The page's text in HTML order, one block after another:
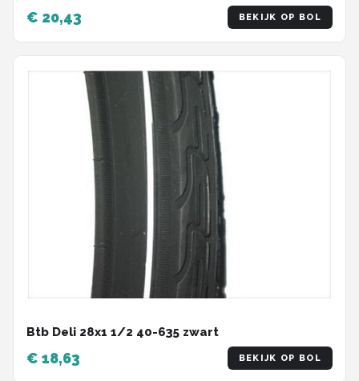
€ 20,43 BEKIJK OP BOL
Btb Deli 28x1 1/2 40-635 zwart
€ 18,63 BEKIJK OP BOL